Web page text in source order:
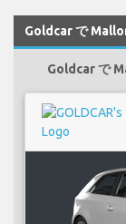
Goldcar で
Goldcar で